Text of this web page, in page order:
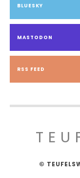
BLUESKY
MASTODON
RSS FEED
©